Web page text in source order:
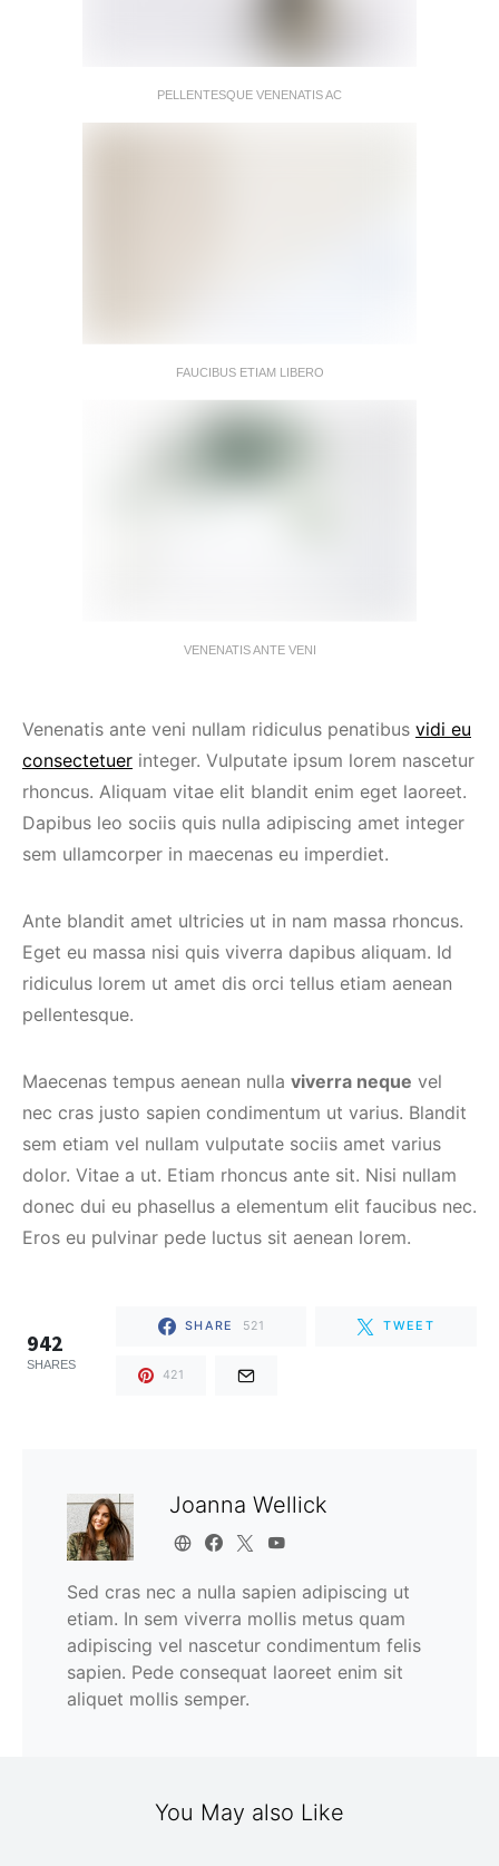
PELLENTESQUE VENENATIS AC
FAUCIBUS ETIAM LIBERO
VENENATIS ANTE VENI
Venenatis ante veni nullam ridiculus penatibus vidi eu
consectetuer integer. Vulputate ipsum lorem nascetur
rhoncus. Aliquam vitae elit blandit enim eget laoreet.
Dapibus leo sociis quis nulla adipiscing amet integer
sem ullamcorper in maecenas eu imperdiet.
Ante blandit amet ultricies ut in nam massa rhoncus.
Eget eu massa nisi quis viverra dapibus aliquam. Id
ridiculus lorem ut amet dis orci tellus etiam aenean
pellentesque.
Maecenas tempus aenean nulla viverra neque vel
nec cras justo sapien condimentum ut varius. Blandit
sem etiam vel nullam vulputate sociis amet varius
dolor. Vitae a ut. Etiam rhoncus ante sit. Nisi nullam
donec dui eu phasellus a elementum elit faucibus nec.
Eros eu pulvinar pede luctus sit aenean lorem.
942
SHARES
SHARE 521 TWEET
421
Joanna Wellick
Sed cras nec a nulla sapien adipiscing ut
etiam. In sem viverra mollis metus quam
adipiscing vel nascetur condimentum felis
sapien. Pede consequat laoreet enim sit
aliquet mollis semper.
You May also Like